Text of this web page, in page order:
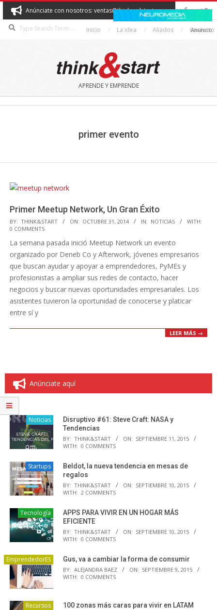
Skip
to
content
Anúnciate con nosotros: ventas@thinkandstart.com
Inicio La idea Aliados Contacto
THINK&START
APRENDE Y EMPRENDE
Anuncio
primer evento
Primer Meetup Network, Un Gran Éxito
2014-
10-
31
BY: THINK&START ON: OCTUBRE 31, 2014 IN: NOTICIAS
WITH:
0 COMMENTS
La semana pasada inició Meetup Network un evento
organizado por Deneb Co y Afterwork, jóvenes empresarios
que buscan ayudar y apoyar a emprendedores, PyMEs y
profesionistas a ampliar sus redes de contacto, hacer
negocios y buscar nuevas oportunidades empresariales. Los
asistentes tuvieron la oportunidad de conocerse y platicar
entre sí y
LEER MÁS →
Anúnciate aquí
Noticias
Disruptivo #61: Steve Craft: NASA y
Tendencias
BY: THINK&START ON: SEPTIEMBRE 11, 2015
WITH: 0 COMMENTS
Startups
Beldot, la nueva tendencia en mesas de
regalos
BY: THINK&START ON: SEPTIEMBRE 10, 2015
WITH: 2 COMMENTS
Tecnología
APPS PARA VIVIR EN UN HOGAR MÁS
EFICIENTE
BY: THINK&START ON: SEPTIEMBRE 10, 2015
WITH: 0 COMMENTS
EmprendedorES Gus, va a cambiar la forma de consumir
BY: ALEJANDRA BAEZ ON: SEPTIEMBRE 9, 2015
WITH: 0 COMMENTS
Recursos 100 zonas más caras para vivir en LATAM